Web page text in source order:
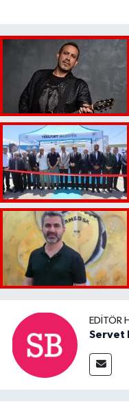
EDITÖR
Servet